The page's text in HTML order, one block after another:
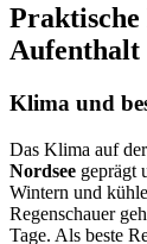
Aufenthalt
Klima und
Das Klima auf
Nordsee geprägt
Wintern und
Regenschauer
Tage. Als beste